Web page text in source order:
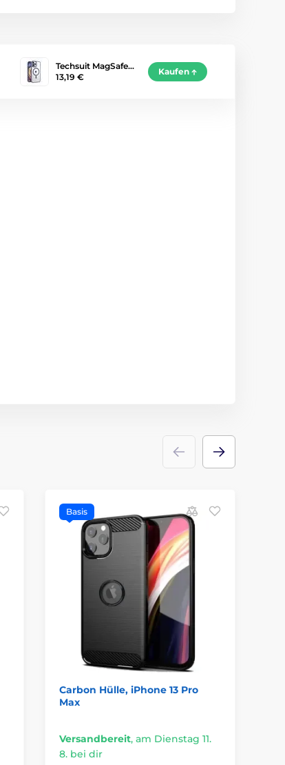
Techsuit MagSafe…
13,19 €
Kaufen
Basis
Carbon Hülle, iPhone 13 Pro
Max
Versandbereit, am Dienstag 11.
8. bei dir